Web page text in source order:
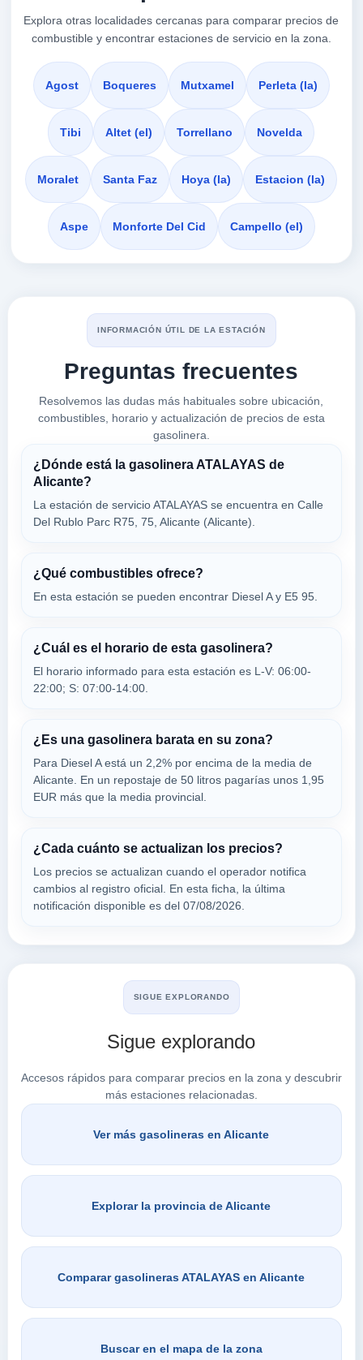
a 3.78 Km
Rosa De Los Vientos (esq. Camino Viejo De ...
ALICANTE/ALACANT,
03114
VER PRECIOS
PETRONOR
Carretera N-330 Km. 409
ALICANTE/ALACANT,
03114
VER PRECIOS
Carretera Madrid Esq.rio Jucar Km. 19
VER PRECIOS
BALLENOIL
ALICANTE/ALACANT,
VER PRECIOS
N-330-p.k. 409,1 P.i. El Espartal
ALICANTE/ALACANT,
VER PRECIOS
Calle Alcalde Lorenzo Carbonell, S/n Esqui...
03114
AVANZA ENERGY
a 4.26 Km
ALICANTE/ALACANT,
03114
ALSA
ALICANTE/ALACANT,
Buscar en Alicante
Explora otras localidades cercanas para comparar precios de
combustible y encontrar estaciones de servicio en la zona.
Agost Boqueres Mutxamel Perleta (la)
Tibi Altet (el) Torrellano Novelda
Moralet Santa Faz Hoya (la) Estacion (la)
Aspe Monforte Del Cid Campello (el)
INFORMACIÓN ÚTIL DE LA ESTACIÓN
Preguntas frecuentes
Resolvemos las dudas más habituales sobre ubicación,
combustibles, horario y actualización de precios de esta
gasolinera.
¿Dónde está la gasolinera ATALAYAS de
Alicante?
La estación de servicio ATALAYAS se encuentra en Calle
Del Rublo Parc R75, 75, Alicante (Alicante).
¿Qué combustibles ofrece?
En esta estación se pueden encontrar Diesel A y E5 95.
¿Cuál es el horario de esta gasolinera?
El horario informado para esta estación es L-V: 06:00-
22:00; S: 07:00-14:00.
¿Es una gasolinera barata en su zona?
Para Diesel A está un 2,2% por encima de la media de
Alicante. En un repostaje de 50 litros pagarías unos 1,95
EUR más que la media provincial.
¿Cada cuánto se actualizan los precios?
Los precios se actualizan cuando el operador notifica
cambios al registro oficial. En esta ficha, la última
notificación disponible es del 07/08/2026.
SIGUE EXPLORANDO
Sigue explorando
Accesos rápidos para comparar precios en la zona y descubrir
más estaciones relacionadas.
Ver más gasolineras en Alicante
Explorar la provincia de Alicante
Comparar gasolineras ATALAYAS en Alicante
Buscar en el mapa de la zona